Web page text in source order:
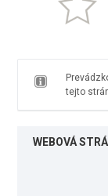
tejto
WEBOVÁ